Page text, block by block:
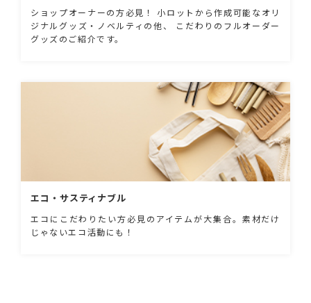
ショップオーナーの方必見！ 小ロットから作成可能なオリ
ジナルグッズ・ノベルティの他、 こだわりのフルオーダー
グッズのご紹介です。
エコ・サスティナブル
エコにこだわりたい方必見のアイテムが大集合。素材だけ
じゃないエコ活動にも！